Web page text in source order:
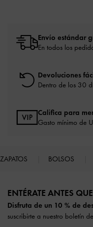
Envío estándar
En todos los
Devoluciones
Dentro de los 30
Califica para
Gasto mínimo de
ZAPATOS BOLSOS
ENTÉRATE ANTES
Disfruta de un 10 % de
suscribirte a nuestro boletín